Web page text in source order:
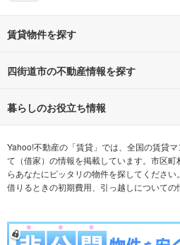
賃貸物件を探す
路線・駅から探す
通勤時間から探す
不動産会社から探す 希
テーマから探す ラ
四街道市の不動産情報を探す
不動産・住宅
新築マンション 中
新築一戸建て 中
注文住宅 土
暮らしのお役立ち情報
マンションカタログ 教
Yahoo!不動産の「賃貸」では、全国の賃貸
て（借家）の情報を掲載しています。市区
らあなたにピッタリの物件を探してくださ
借りるときの初期費用、引っ越しについての